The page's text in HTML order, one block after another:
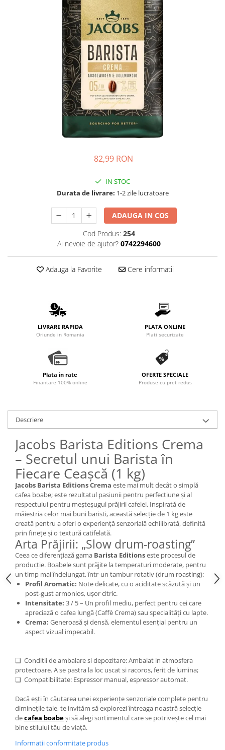
82,99 RON
IN STOC
Durata de livrare: 1-2 zile lucratoare
ADAUGA IN COS
Cod Produs: 254
Ai nevoie de ajutor? 0742294600
Adauga la Favorite Cere informatii
LIVRARE RAPIDA
Oriunde in Romania
PLATA ONLINE
Plati securizate
Plata in rate
Finantare 100% online
OFERTE SPECIALE
Produse cu pret redus
Descriere
Jacobs Barista Editions Crema
– Secretul unui Barista în
Fiecare Ceașcă (1 kg)
Jacobs Barista Editions Crema este mai mult decât o simplă
cafea boabe; este rezultatul pasiunii pentru perfecțiune și al
respectului pentru meșteșugul prăjirii cafelei. Inspirată de
măiestria celor mai buni baristi, această selecție de 1 kg este
creată pentru a oferi o experiență senzorială echilibrată, definită
prin finețe și o textură catifelată.
Arta Prăjirii: „Slow drum-roasting”
Ceea ce diferențiază gama Barista Editionseste procesul de
producție. Boabele sunt prăjite la temperaturi moderate, pentru
un timp mai îndelungat, într-un tambur rotativ (drum roasting):
Profil Aromatic: Note delicate, cu o aciditate scăzută și un
post-gust armonios, ușor citric.
Intensitate: 3 / 5 – Un profil mediu, perfect pentru cei care
apreciază o cafea lungă (Caffè Crema) sau specialități cu lapte.
Crema: Generoasă și densă, elementul esențial pentru un
aspect vizual impecabil.
❏ Conditii de ambalare si depozitare: Ambalat in atmosfera
protectoare. A se pastra la loc uscat si racoros, ferit de lumina;
❏ Compatibilitate: Espressor manual, espressor automat.
Dacă ești în căutarea unei experiențe senzoriale complete pentru
diminețile tale, te invităm să explorezi întreaga noastră selecție
decafea boabeși să alegi sortimentul care se potrivește cel mai
bine stilului tău de viață.
Informatii conformitate produs